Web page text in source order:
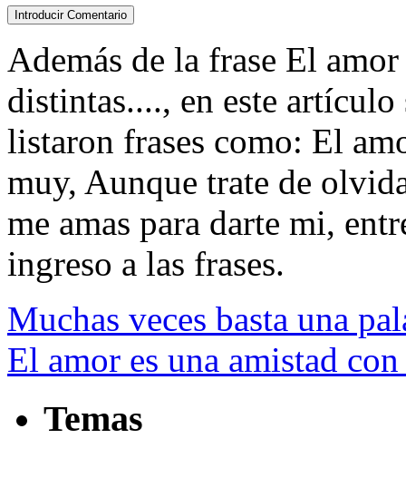
Además de la frase El
distintas...., en este artículo
listaron frases como: El
muy, Aunque trate de
me amas para darte mi,
ingreso a las frases.
Muchas veces basta una
El amor es una amistad
Temas